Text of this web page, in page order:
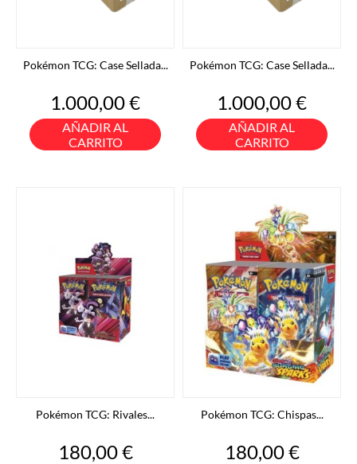
Pokémon TCG: Case Sellada...
Precio
1.000,00 €
AÑADIR AL
CARRITO
Pokémon TCG: Case Sellada...
Precio
1.000,00 €
AÑADIR AL
CARRITO
Pokémon TCG: Rivales...
Precio
180,00 €
Pokémon TCG: Chispas...
Precio
180,00 €